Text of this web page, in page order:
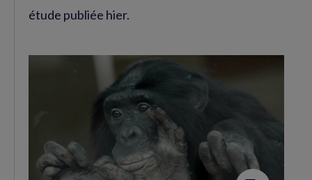
étude publiée hier.
Agrandir
l'image